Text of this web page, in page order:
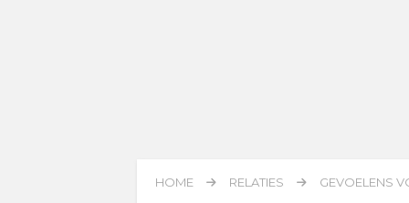
HOME RELATIES GEVOELENS